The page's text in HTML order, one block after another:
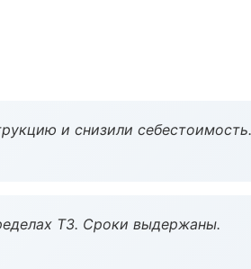
и снизили себестоимость.
ТЗ. Сроки выдержаны.